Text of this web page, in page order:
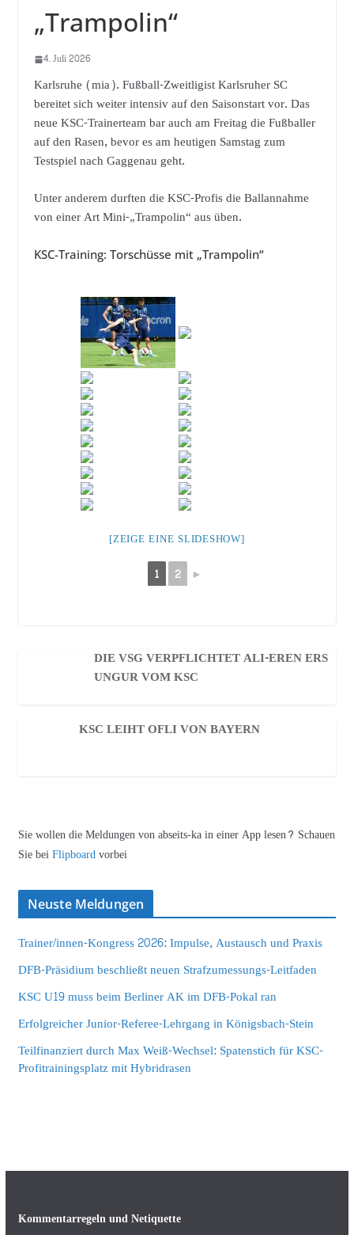
„Trampolin“
4. Juli 2026
Karlsruhe (mia). Fußball-Zweitligist Karlsruher SC
bereitet sich weiter intensiv auf den Saisonstart vor. Das
neue KSC-Trainerteam bar auch am Freitag die Fußballer
auf den Rasen, bevor es am heutigen Samstag zum
Testspiel nach Gaggenau geht.
Unter anderem durften die KSC-Profis die Ballannahme
von einer Art Mini-„Trampolin“ aus üben.
KSC-Training: Torschüsse mit „Trampolin“
[ZEIGE EINE SLIDESHOW]
1 2 ►
DIE VSG VERPFLICHTET ALI-EREN ERS
UNGUR VOM KSC
KSC LEIHT OFLI VON BAYERN
Sie wollen die Meldungen von abseits-ka in einer App lesen? Schauen
Sie beiFlipboardvorbei
Neuste Meldungen
Trainer/innen-Kongress 2026: Impulse, Austausch und Praxis
DFB-Präsidium beschließt neuen Strafzumessungs-Leitfaden
KSC U19 muss beim Berliner AK im DFB-Pokal ran
Erfolgreicher Junior-Referee-Lehrgang in Königsbach-Stein
Teilfinanziert durch Max Weiß-Wechsel: Spatenstich für KSC-
Profitrainingsplatz mit Hybridrasen
Kommentarregeln und Netiquette